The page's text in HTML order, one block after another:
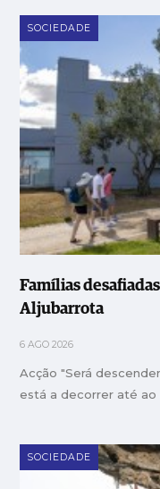
SOCIEDADE
Famílias
Aljubarrota
6 AGO 2026
Acção "Será
está a decorrer até ao
SOCIEDADE